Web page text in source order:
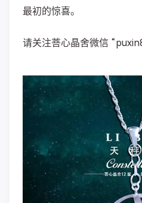
最初的惊喜。
请关注菩心晶舍微信